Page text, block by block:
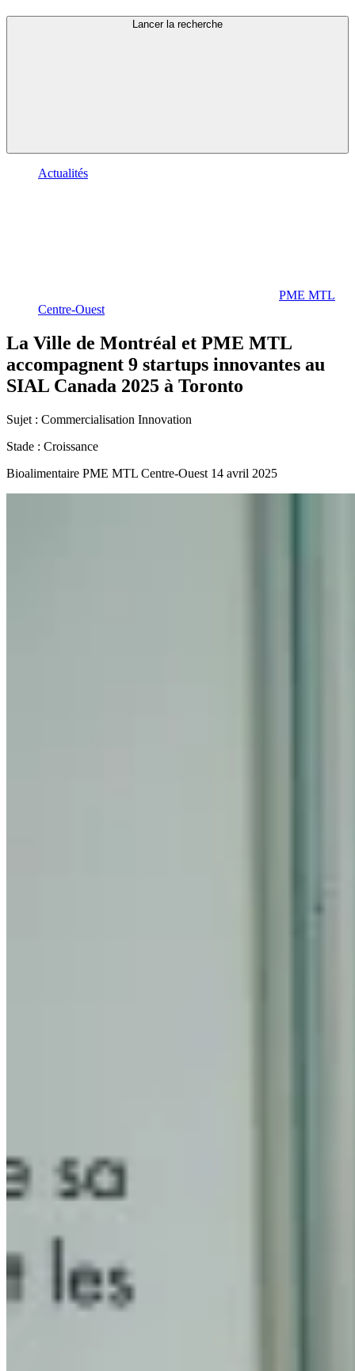
Lancer la recherche
Actualités
PME MTL
Centre-Ouest
La Ville de Montréal et PME MTL
accompagnent 9 startups innovantes au
SIAL Canada 2025 à Toronto
Sujet : Commercialisation Innovation
Stade : Croissance
Bioalimentaire PME MTL Centre-Ouest 14 avril 2025